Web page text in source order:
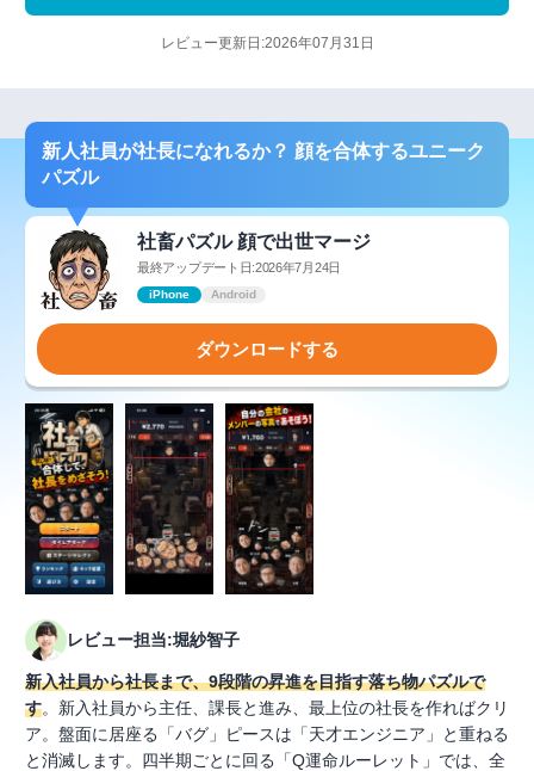
レビュー更新日:2026年07月31日
新人社員が社長になれるか？ 顔を合体するユニーク
パズル
社畜パズル 顔で出世マージ
最終アップデート日:2026年7月24日
iPhone Android
ダウンロードする
レビュー担当:堀紗智子
新入社員から社長まで、9段階の昇進を目指す落ち物パズルで
す。新入社員から主任、課長と進み、最上位の社長を作ればクリ
ア。盤面に居座る「バグ」ピースは「天才エンジニア」と重ねる
と消滅します。四半期ごとに回る「Q運命ルーレット」では、全